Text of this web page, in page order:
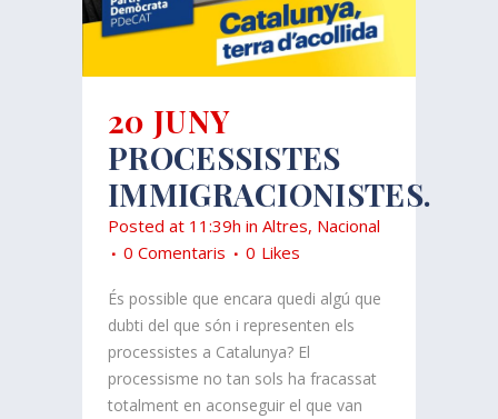
20 JUNY
PROCESSISTES
IMMIGRACIONISTES.
Posted at 11:39h in Altres, Nacional
0 Comentaris
0 Likes
És possible que encara quedi algú que
dubti del que són i representen els
processistes a Catalunya? El
processisme no tan sols ha fracassat
totalment en aconseguir el que van